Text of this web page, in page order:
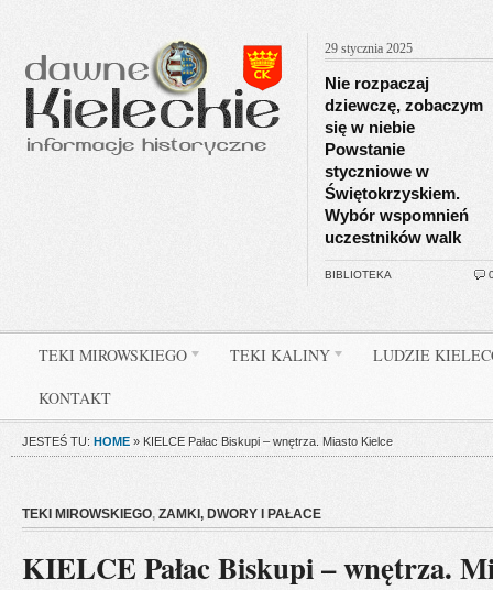
29 stycznia 2025
Nie rozpaczaj
dziewczę, zobaczym
się w niebie
Powstanie
styczniowe w
Świętokrzyskiem.
Wybór wspomnień
uczestników walk
BIBLIOTEKA
TEKI MIROWSKIEGO TEKI KALINY LUDZIE
KONTAKT
JESTEŚ TU: HOME » KIELCE Pałac Biskupi – wnętrza. Miasto Kielce
TEKI MIROWSKIEGO, ZAMKI, DWORY I PAŁACE
KIELCE Pałac Biskupi – wnętrza.